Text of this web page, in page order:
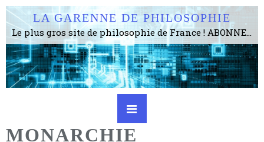
LA GARENNE DE PHILOSOPHIE
Le plus gros site de philosophie de France ! ABONNEZ-VOUS ! 4115 Articles, 1634 abonné·e·s, depuis 2006 . . . . . . . . 2 852 214 pages vues jusqu'à présent. Prestance et être apte à un plus grand nombre de choses.
MONARCHIE